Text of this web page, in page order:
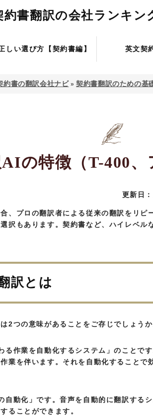
約書翻訳の会社ランキン
しい選び方【契約書編】 英文契
約書の翻訳会社ナビ »契約書翻訳のための基
の特徴（T-400、
更新日
、プロの翻訳者による従来の翻訳をリピ
択もあります。契約書など、ハイレベル
訳とは
2つの意味があることをご存じでしょうか
る作業を自動化するシステム」のことです
業を伴います。それを自動化することで
自動化」です。音声を自動的に翻訳する
ることができます。